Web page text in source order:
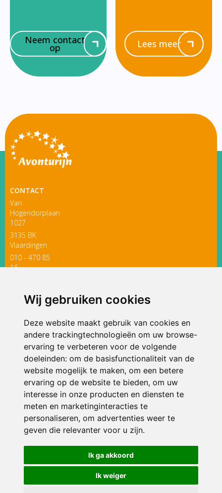
Wij gebruiken cookies
Deze website maakt gebruik van cookies en
andere trackingtechnologieën om uw browse-
ervaring te verbeteren voor de volgende
doeleinden: om de basisfunctionaliteit van de
website mogelijk te maken, om een betere
ervaring op de website te bieden, om uw
interesse in onze producten en diensten te
meten en marketinginteracties te
personaliseren, om advertenties weer te
geven die relevanter voor u zijn.
Ik ga akkoord
Ik weiger
Neem contact
op Lees meer
CONTACT
Van
Hogendorplaan
1027
3135 BK
Vlaardingen
010 - 470 85
16
ONDERDEEL VAN
© 2026 Avonturijn | Alle rechten voorbehouden
Privacy policy|Disclaimer| Klachtenregeling|RSIN en Anbi
voorkeuren
Crealisatie The MindOffice